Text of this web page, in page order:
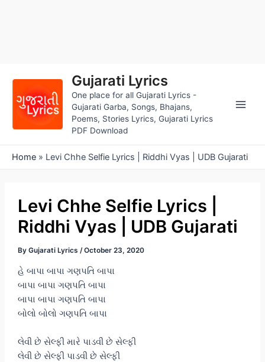
content
Gujarati Lyrics
One place for all Gujarati Lyrics -
Gujarati Garba, Songs, Bhajans,
Poems, Stories Lyrics, Gujarati Lyrics
PDF Download
Home » Levi Chhe Selfie Lyrics | Riddhi Vyas | UDB Gujarati
Levi Chhe Selfie Lyrics |
Riddhi Vyas | UDB Gujarati
By Gujarati Lyrics /October 23, 2020
હે બાપા બાપા ગણપતિ બાપા
બાપા બાપા ગણપતિ બાપા
બાપા બાપા ગણપતિ બાપા
બોલો બોલો ગણપતિ બાપા
લેવી છે સેલ્ફી મારે પાડવી છે સેલ્ફી
લેવી છે સેલ્ફી પાડવી છે સેલ્ફી